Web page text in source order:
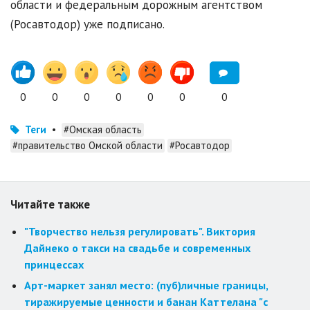
области и федеральным дорожным агентством
(Росавтодор) уже подписано.
0 0 0 0 0 0 0
Теги •
#Омская область
#правительство Омской области #Росавтодор
Читайте также
"Творчество нельзя регулировать". Виктория
Дайнеко о такси на свадьбе и современных
принцессах
Арт-маркет занял место: (пуб)личные границы,
тиражируемые ценности и банан Каттелана "с